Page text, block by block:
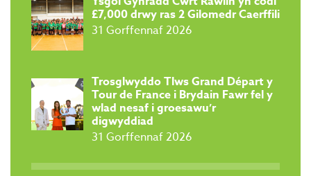
£7,000 drwy ras 2 Gilomedr Caerffili
31 Gorffennaf 2026
Trosglwyddo Tlws Grand Départ y
Tour de France i Brydain Fawr fel y
wlad nesaf i groesawu’r
digwyddiad
31 Gorffennaf 2026